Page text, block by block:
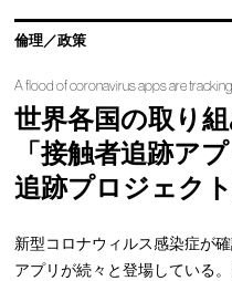
倫理／政策
A flood of coronavirus apps are tracking
世界各国の取り
「接触者追跡アプ
追跡プロジェク
新型コロナウィルス感染症が
アプリが続々と登場している